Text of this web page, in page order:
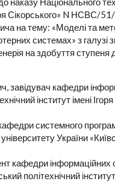
Сікорського» N НСВС/
на тему: «Моделі та
системах» з галузі
на здобуття ступеня
кафедри
інститут імені
системного
України
кафедри інформаційних
політехнічний інститут